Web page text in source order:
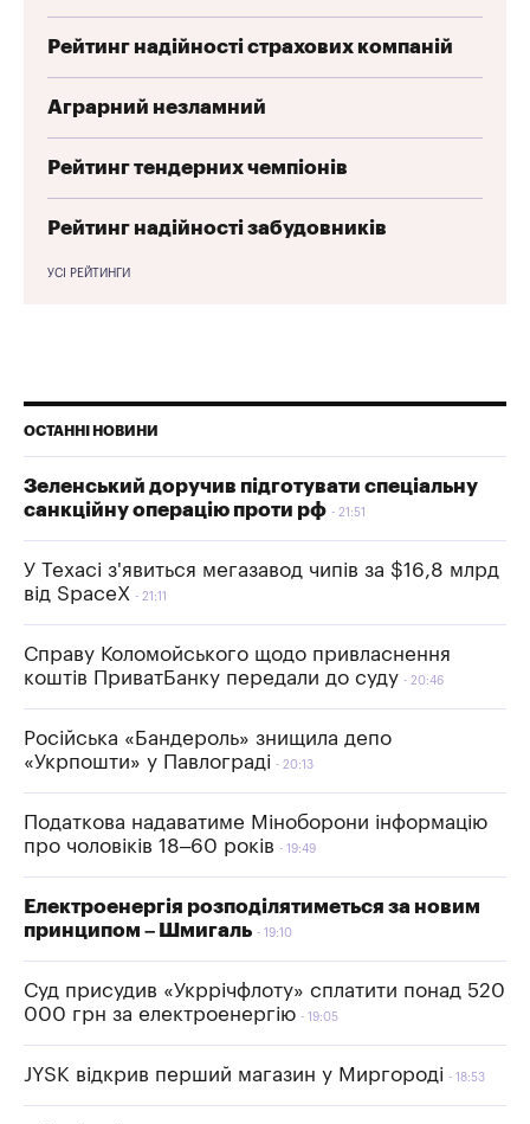
Рейтинг надійності страхових компаній
Аграрний незламний
Рейтинг тендерних чемпіонів
Рейтинг надійності забудовників
УСІ РЕЙТИНГИ
ОСТАННІ НОВИНИ
Зеленський доручив підготувати спеціальну
санкційну операцію проти рф
21:51
У Техасі з'явиться мегазавод чипів за $16,8 млрд
від SpaceX
21:11
Справу Коломойського щодо привласнення
коштів ПриватБанку передали до суду
20:46
Російська «Бандероль» знищила депо
«Укрпошти» у Павлограді
20:13
Податкова надаватиме Міноборони інформацію
про чоловіків 18–60 років
19:49
Електроенергія розподілятиметься за новим
принципом – Шмигаль
19:10
Суд присудив «Укррічфлоту» сплатити понад 520
000 грн за електроенергію
19:05
JYSK відкрив перший магазин у Миргороді 18:53